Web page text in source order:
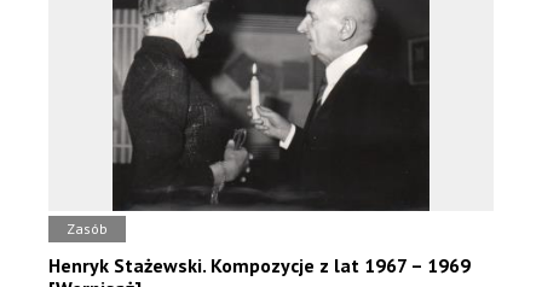
Zasób
Henryk Stażewski. Kompozycje z lat 1967 – 1969